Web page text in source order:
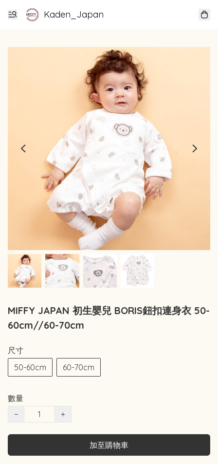
Kaden_Japan
MIFFY JAPAN 初生嬰兒 BORIS鈕扣連身衣 50-
60cm//60-70cm
尺寸
50-60cm
60-70cm
數量
−
+
加至購物車